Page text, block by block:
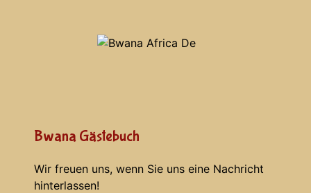
Bwana Gästebuch
Wir freuen uns, wenn Sie uns eine Nachricht
hinterlassen!